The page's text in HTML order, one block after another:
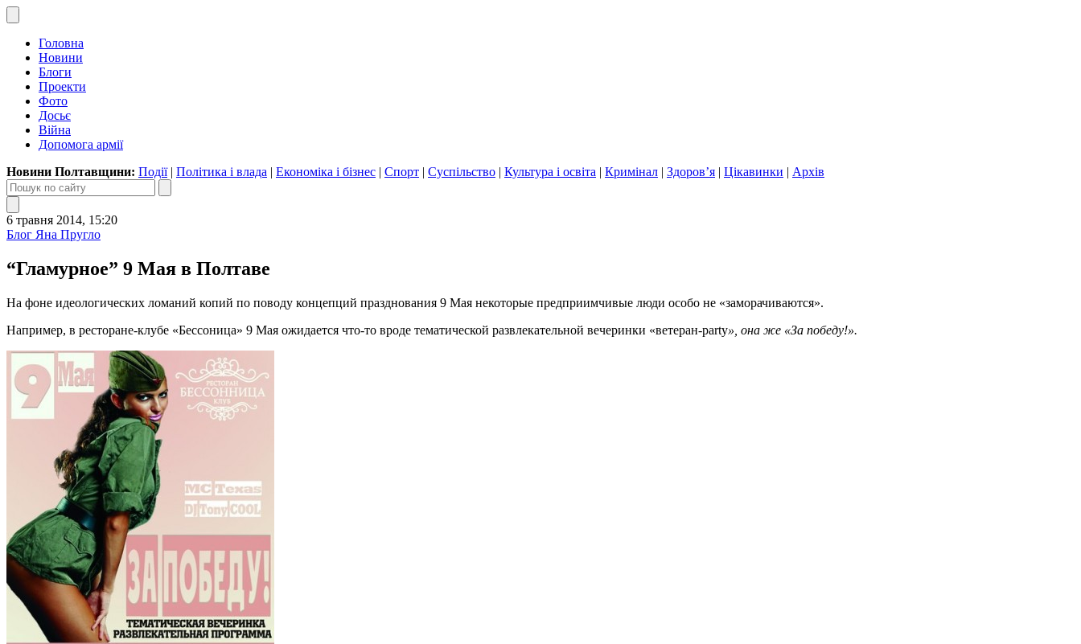
Головна
Новини
Блоги
Проекти
Фото
Досьє
Війна
Допомога армії
Новини Полтавщини: Події| Політика і влада | Економіка і бізнес | Спорт | Суспільство | Культура і освіта | Кримінал | Здоров’я | Цікавинки | Архів
6 травня 2014, 15:20
Блог Яна Пругло
“Гламурное” 9 Мая в Полтаве
На фоне идеологических ломаний копий по поводу концепций празднования 9 Мая некоторые предприимчивые люди особо не «заморачиваются».
Например, в ресторане-клубе «Бессоница» 9 Мая ожидается что-то вроде тематической развлекательной вечеринки «ветеран-party», она же «За победу!».